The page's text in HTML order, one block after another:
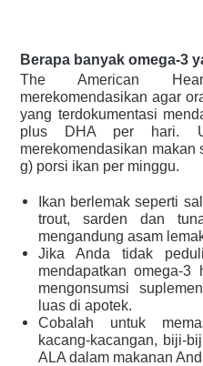
Berapa banyak omega-3
The American
merekomendasikan agar
yang terdokumentasi
plus DHA per hari.
merekomendasikan makan
g) porsi ikan per minggu.
Ikan berlemak seperti
trout, sarden dan
mengandung asam
Jika Anda tidak
mendapatkan omega-3
mengonsumsi
luas di apotek.
Cobalah untuk
kacang-kacangan, biji-
ALA dalam makanan